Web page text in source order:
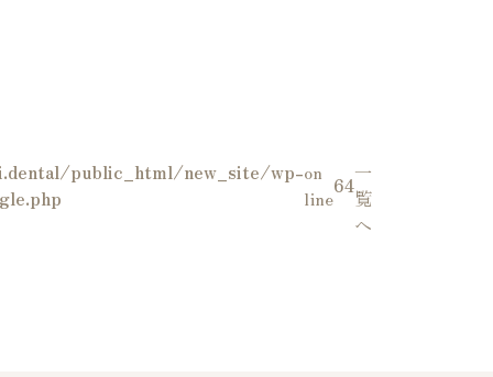
public_html/new_site/wp-on
line64一
覧
へ